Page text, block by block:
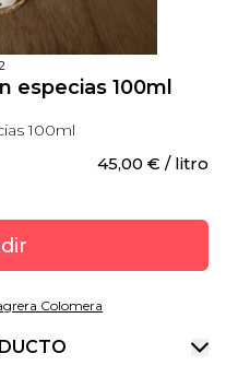
especias 100ml
100ml
45,00 € / litro
Colomera